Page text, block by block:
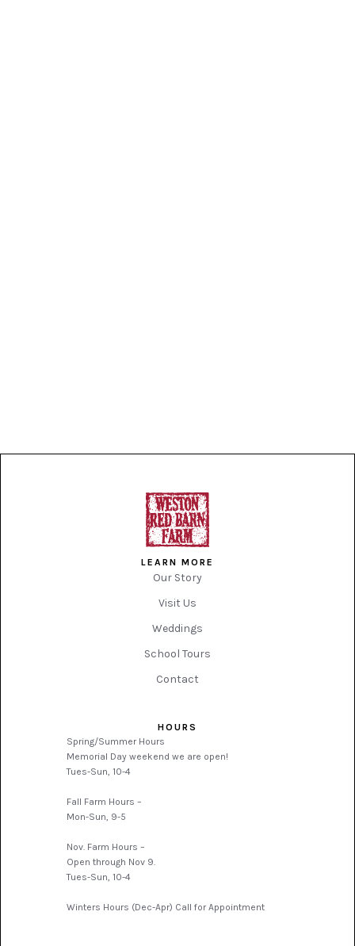
LEARN MORE
Our Story
Visit Us
Weddings
School Tours
Contact
HOURS
Spring/Summer Hours
Memorial Day weekend we are open!
Tues-Sun, 10-4
Fall Farm Hours –
Mon-Sun, 9-5
Nov. Farm Hours –
Open through Nov 9.
Tues-Sun, 10-4
Winters Hours (Dec-Apr) Call for Appointment